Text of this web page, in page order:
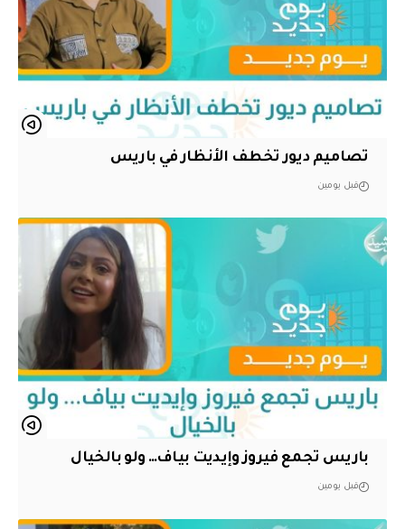
تصاميم ديور تخطف الأنظار في باريس
قبل يومين
باريس تجمع فيروز وإيديت بياف… ولو بالخيال
قبل يومين